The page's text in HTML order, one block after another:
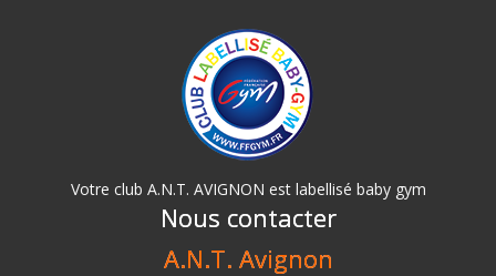
Votre club A.N.T. AVIGNON est labellisé baby gym
Nous contacter
A.N.T. Avignon